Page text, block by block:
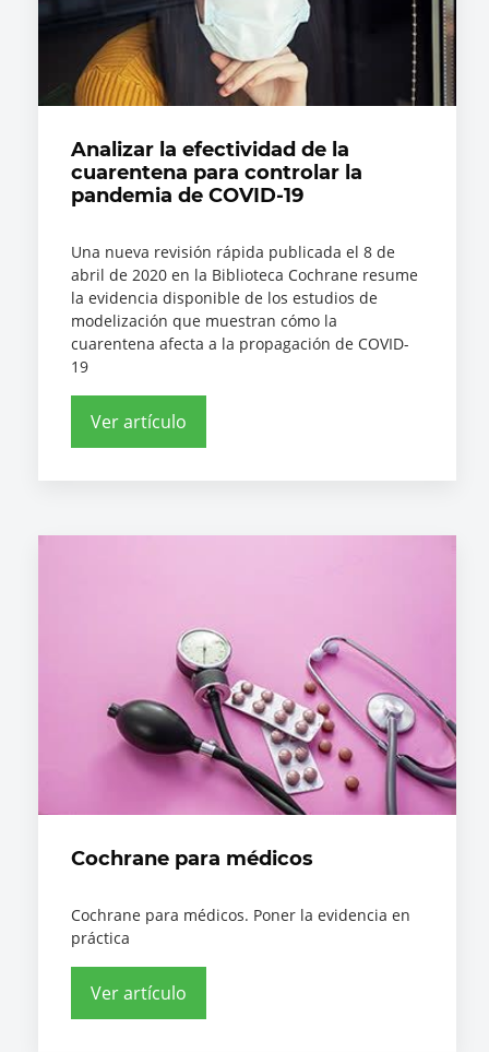
Analizar la efectividad de la
cuarentena para controlar la
pandemia de COVID-19
Una nueva revisión rápida publicada el 8 de
abril de 2020 en la Biblioteca Cochrane resume
la evidencia disponible de los estudios de
modelización que muestran cómo la
cuarentena afecta a la propagación de COVID-
19
Ver artículo
Cochrane para médicos
Cochrane para médicos. Poner la evidencia en
práctica
Ver artículo